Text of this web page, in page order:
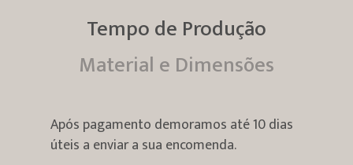
Tempo de Produção
Material e Dimensões
Após pagamento demoramos até 10 dias
úteis a enviar a sua encomenda.